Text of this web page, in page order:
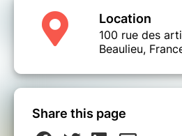
Location
100 rue des
Beaulieu,
Share this page